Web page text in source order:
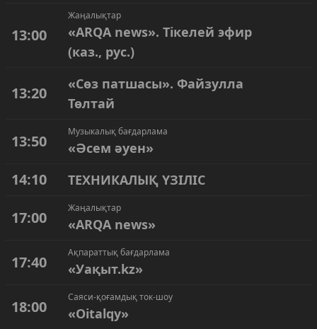
13:00
Жаңалықтар
«ARQA news». Тікелей эфир
(каз., рус.)
13:20
«Сөз патшасы». Файзулла
Төлтай
13:50
Музыкалық бағдарлама
«Әсем әуен»
14:10 ТЕХНИКАЛЫҚ ҮЗІЛІС
17:00
Жаңалықтар
«ARQA news»
17:40
Ақпараттық бағдарлама
«Уақыт.kz»
18:00
Саяси-қоғамдық ток-шоу
«Oitalqy»